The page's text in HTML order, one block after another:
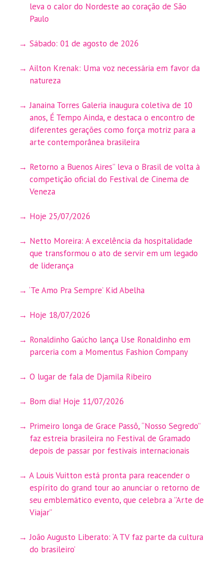
leva o calor do Nordeste ao coração de São
Paulo
Sábado: 01 de agosto de 2026
Ailton Krenak: Uma voz necessária em favor da
natureza
Janaina Torres Galeria inaugura coletiva de 10
anos, É Tempo Ainda, e destaca o encontro de
diferentes gerações como força motriz para a
arte contemporânea brasileira
Retorno a Buenos Aires” leva o Brasil de volta à
competição oficial do Festival de Cinema de
Veneza
Hoje 25/07/2026
Netto Moreira: A excelência da hospitalidade
que transformou o ato de servir em um legado
de liderança
‘Te Amo Pra Sempre’ Kid Abelha
Hoje 18/07/2026
Ronaldinho Gaúcho lança Use Ronaldinho em
parceria com a Momentus Fashion Company
O lugar de fala de Djamila Ribeiro
Bom dia! Hoje 11/07/2026
Primeiro longa de Grace Passô, “Nosso Segredo”
faz estreia brasileira no Festival de Gramado
depois de passar por festivais internacionais
A Louis Vuitton está pronta para reacender o
espírito do grand tour ao anunciar o retorno de
seu emblemático evento, que celebra a ”Arte de
Viajar”
João Augusto Liberato: ‘A TV faz parte da cultura
do brasileiro’